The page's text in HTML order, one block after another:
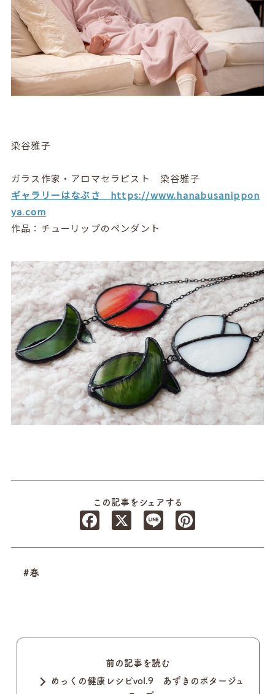
染谷雅子
ガラス作家・アロマセラピスト 染谷雅子
ギャラリーはなぶさ https://www.hanabusanippon
ya.com
作品：チューリップのペンダント
この記事をシェアする
Facebook
Line
#春
前の記事を読む
めっくの健康レシピvol.9 あずきのポタージュ